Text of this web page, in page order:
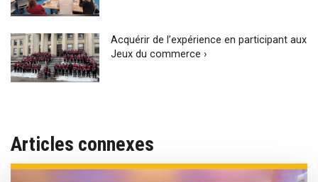
Acquérir de l’expérience en participant aux
Jeux du commerce ›
Articles connexes